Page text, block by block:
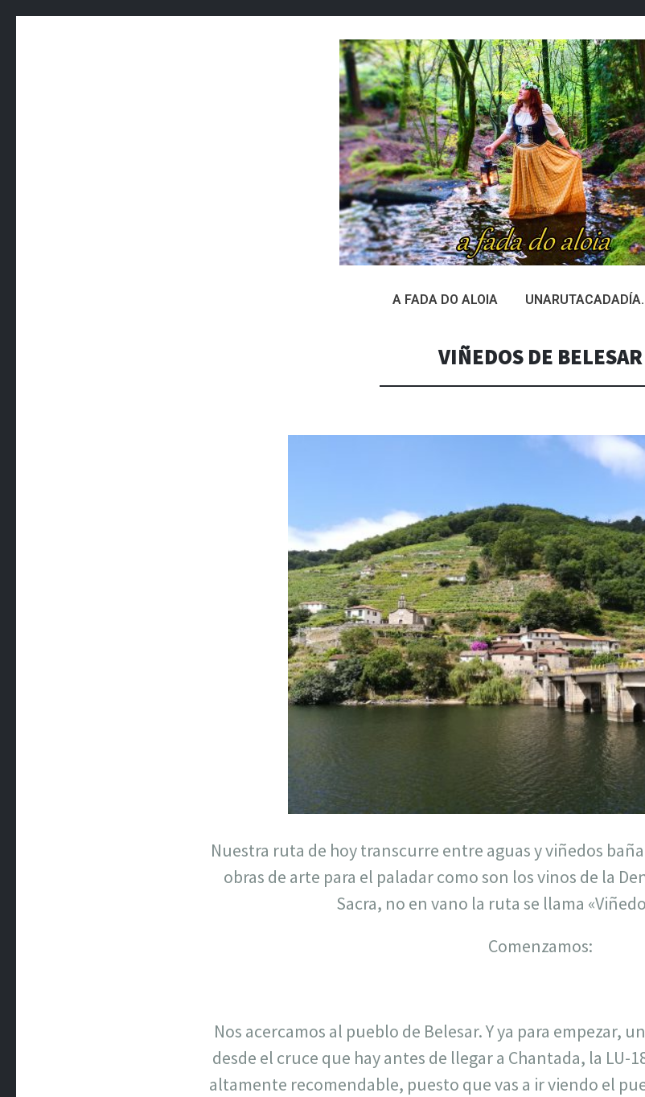
A FADA DO ALOIA
VIÑEDOS DE BELESAR
Nuestra ruta de hoy transcurre entre aguas y viñedos
obras de arte para el paladar como son los vinos de la
Sacra, no en vano la ruta se llama
Comenzamos:
Nos acercamos al pueblo de Belesar. Y ya para empezar,
desde el cruce que hay antes de llegar a Chantada, la LU-
altamente recomendable, puesto que vas a ir viendo el